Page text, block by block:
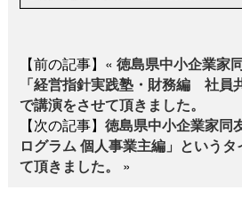
【前の記事】«徳島県中小企業家
「経営指針実践塾・財務編 社員
で講演をさせて頂きました。
【次の記事】徳島県中小企業家同
ログラム 個人事業主編」という
て頂きました。
»